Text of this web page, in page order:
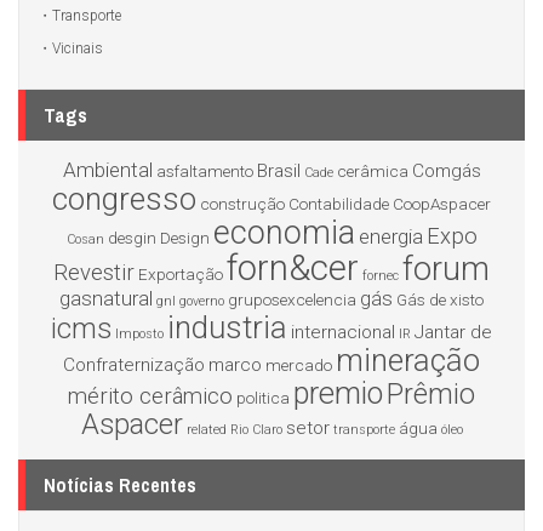
Transporte
Vicinais
Tags
Ambiental asfaltamento Brasil Cade cerâmica Comgás
congresso construção Contabilidade CoopAspacer
Cosan desgin Design economia energia Expo
Revestir Exportaçãoforn&cer fornec forum
gasnatural gnl governo gruposexcelencia gás Gás de xisto
icms Imposto industria internacional IR Jantar de
Confraternização marco mercado mineração
mérito cerâmico politica premioPrêmio
Aspacer related Rio Claro setor transporte água óleo
Notícias Recentes